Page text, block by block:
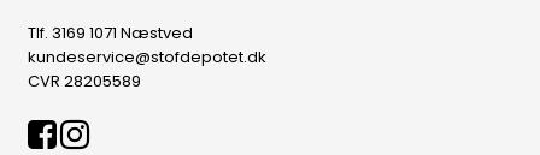
Tlf. 3169 1071 Næstved
kundeservice@stofdepotet.dk
CVR 28205589